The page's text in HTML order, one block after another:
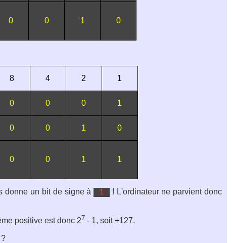
0 0 1 0
8 4 2 1
0 0 0 1
0 0 1 0
0 0 1 1
donne un bit de signe à 1
! L'ordinateur ne parvient donc
positive est donc 27 - 1, soit +127.